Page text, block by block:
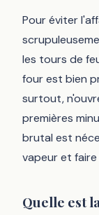
Pour éviter
les tours de
four est bien
surtout,
premières
brutal est
vapeur et
Quelle est